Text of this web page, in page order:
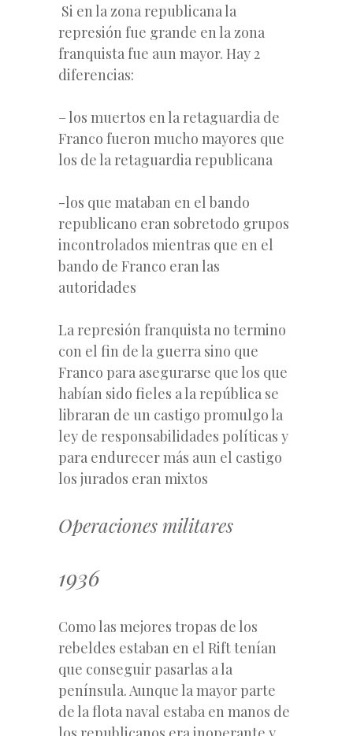
Si en la zona republicana la
represión fue grande en la zona
franquista fue aun mayor. Hay 2
diferencias:
– los muertos en la retaguardia de
Franco fueron mucho mayores que
los de la retaguardia republicana
-los que mataban en el bando
republicano eran sobretodo grupos
incontrolados mientras que en el
bando de Franco eran las
autoridades
La represión franquista no termino
con el fin de la guerra sino que
Franco para asegurarse que los que
habían sido fieles a la república se
libraran de un castigo promulgo la
ley de responsabilidades políticas y
para endurecer más aun el castigo
los jurados eran mixtos
Operaciones militares
1936
Como las mejores tropas de los
rebeldes estaban en el Rift tenían
que conseguir pasarlas a la
península. Aunque la mayor parte
de la flota naval estaba en manos de